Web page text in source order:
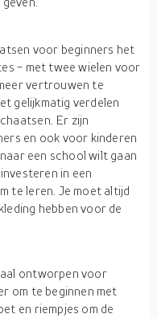
voor beginners het
- met twee wielen voor
vertrouwen te
gelijkmatig verdelen
Er zijn
en ook voor kinderen
een school wilt gaan
in een
te leren. Je moet altijd
hebben voor de
ontworpen voor
om te beginnen met
en riempjes om de